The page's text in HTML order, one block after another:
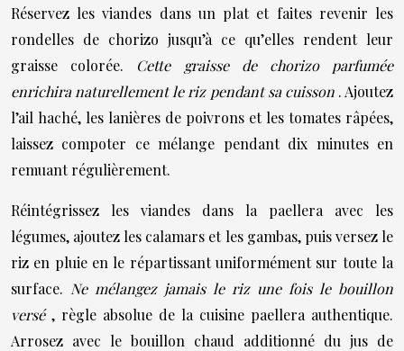
Réservez les viandes dans un plat et faites revenir les
rondelles de chorizo jusqu’à ce qu’elles rendent leur
graisse colorée. Cette graisse de chorizo parfumée
enrichira naturellement le riz pendant sa cuisson . Ajoutez
l’ail haché, les lanières de poivrons et les tomates râpées,
laissez compoter ce mélange pendant dix minutes en
remuant régulièrement.
Réintégrissez les viandes dans la paellera avec les
légumes, ajoutez les calamars et les gambas, puis versez le
riz en pluie en le répartissant uniformément sur toute la
surface. Ne mélangez jamais le riz une fois le bouillon
versé , règle absolue de la cuisine paellera authentique.
Arrosez avec le bouillon chaud additionné du jus de